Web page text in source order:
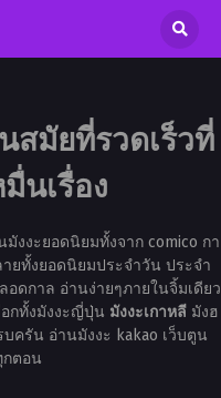
สมัยที่รวดเร็วที่
นเรื่อง
งงะยอดนิยมทั้งจาก comico กา
ยทั้งยอดนิยมประจำวัน ประจำ
ดกาล อ่านง่ายๆภายในจิ้มเดียว
กทั้งมังงะญี่ปุ่น มังงะเกาหลีมังฮ
ครัน อ่านมังงะ kakao เว็บตูน
กตอน